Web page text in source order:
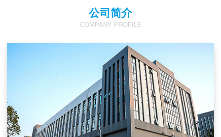
公司简介
COMPANY PROFILE